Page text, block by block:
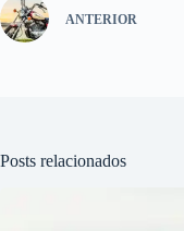
ANTERIOR
Posts relacionados